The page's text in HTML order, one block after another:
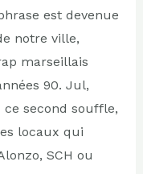
est devenue
notre ville,
marseillais
90. Jul,
second souffle,
locaux qui
SCH ou